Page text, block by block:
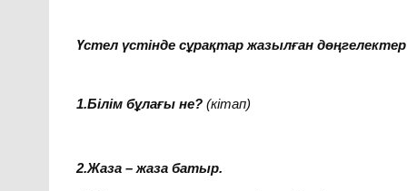
Үстел үстінде сұрақтар жазылған
1.Білім бұлағы не?(кітап)
2.Жаза – жаза батыр.